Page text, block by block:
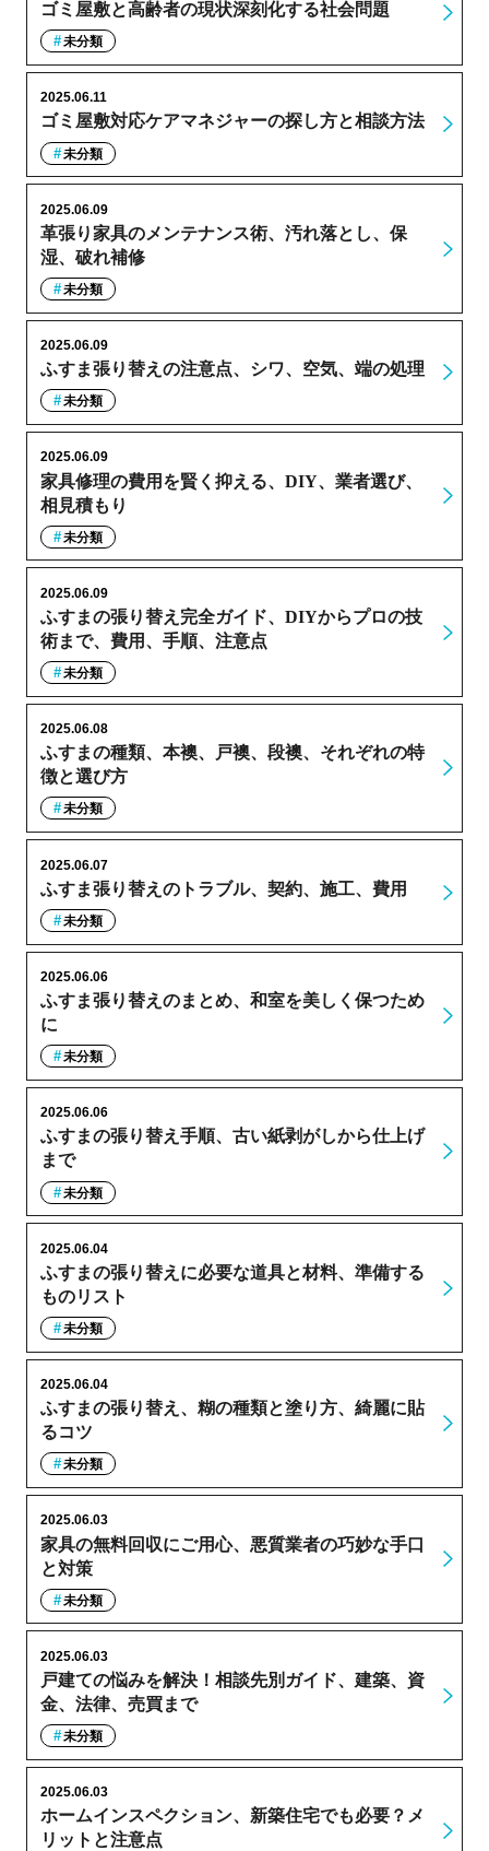
ゴミ屋敷と高齢者の現状深刻化する社会問題
未分類
ゴミ屋敷対応ケアマネジャーの探し方と相談方法
2025.06.11
未分類
革張り家具のメンテナンス術、汚れ落とし、保
湿、破れ補修
2025.06.09
未分類
ふすま張り替えの注意点、シワ、空気、端の処理
2025.06.09
未分類
家具修理の費用を賢く抑える、DIY、業者選び、
相見積もり
2025.06.09
未分類
ふすまの張り替え完全ガイド、DIYからプロの技
術まで、費用、手順、注意点
2025.06.09
未分類
ふすまの種類、本襖、戸襖、段襖、それぞれの特
徴と選び方
2025.06.08
未分類
ふすま張り替えのトラブル、契約、施工、費用
2025.06.07
未分類
ふすま張り替えのまとめ、和室を美しく保つため
に
2025.06.06
未分類
ふすまの張り替え手順、古い紙剥がしから仕上げ
まで
2025.06.06
未分類
ふすまの張り替えに必要な道具と材料、準備する
ものリスト
2025.06.04
未分類
ふすまの張り替え、糊の種類と塗り方、綺麗に貼
るコツ
2025.06.04
未分類
家具の無料回収にご用心、悪質業者の巧妙な手口
と対策
2025.06.03
未分類
戸建ての悩みを解決！相談先別ガイド、建築、資
金、法律、売買まで
2025.06.03
未分類
ホームインスペクション、新築住宅でも必要？メ
リットと注意点
2025.06.03